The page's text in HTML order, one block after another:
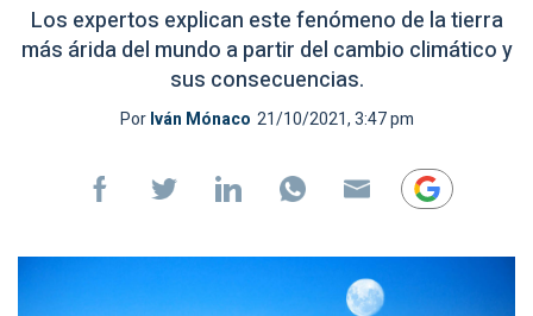
Los expertos explican este fenómeno de la tierra
más árida del mundo a partir del cambio climático y
sus consecuencias.
PorIván Mónaco 21/10/2021, 3:47 pm